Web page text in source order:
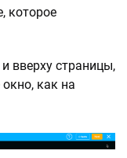
которое
вверху страницы,
окно, как на